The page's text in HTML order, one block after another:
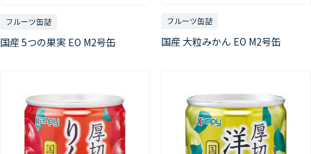
フルーツ缶詰
国産 5つの果実 EO M2号缶
フルーツ缶詰
国産 大粒みかん EO M2号缶